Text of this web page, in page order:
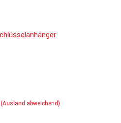
(Ausland abweichend)